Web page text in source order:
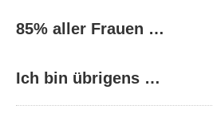
85% aller Frauen …
Ich bin übrigens …